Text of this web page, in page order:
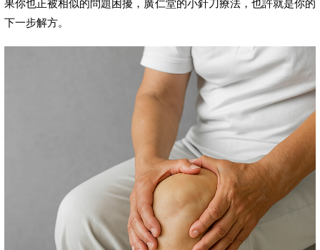
果你也正被相似的問題困擾，廣仁堂的小針刀療法，也許就是你的
下一步解方。